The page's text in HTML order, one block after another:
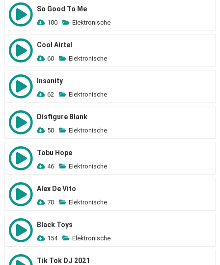
So Good To Me
100 Elektronische
Cool Airtel
60 Elektronische
Insanity
62 Elektronische
Disfigure Blank
50 Elektronische
Tobu Hope
46 Elektronische
Alex De Vito
70 Elektronische
Black Toys
154 Elektronische
Tik Tok DJ 2021